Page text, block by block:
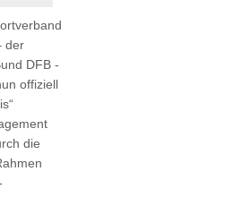
der
DFB -
offiziell
die